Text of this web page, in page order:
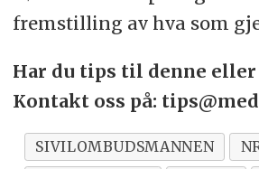
fremstilling av hva som
Har du tips til denne eller
Kontakt oss på:
SIVILOMBUDSMANNEN